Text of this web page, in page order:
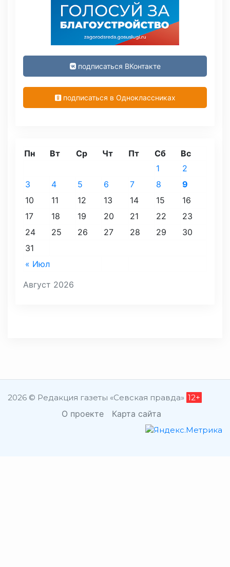
подписаться ВКонтакте
подписаться в Одноклассниках
Август 2026
Пн Вт Ср Чт Пт Сб Вс
« Июл
1
2
3
4 5 6 7 8
9
10
11 12 13 14 15
16
17
18 19 20 21 22
23
24
25 26 27 28 29
30
31
2026 © Редакция газеты «Севская правда» 12+
О проекте Карта сайта